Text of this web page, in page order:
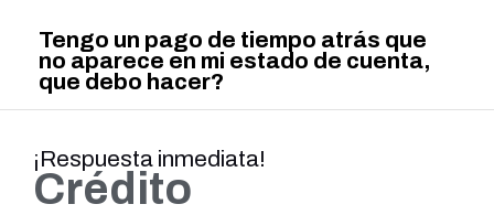
Tengo un pago de tiempo atrás que
no aparece en mi estado de cuenta,
que debo hacer?
¡Respuesta inmediata!
Crédito